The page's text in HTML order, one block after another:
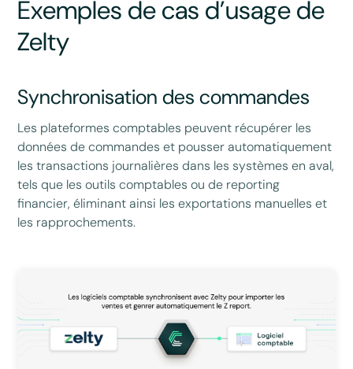
Exemples de cas d’usage de
Zelty
Synchronisation des commandes
Les plateformes comptables peuvent récupérer les
données de commandes et pousser automatiquement
les transactions journalières dans les systèmes en aval,
tels que les outils comptables ou de reporting
financier, éliminant ainsi les exportations manuelles et
les rapprochements.